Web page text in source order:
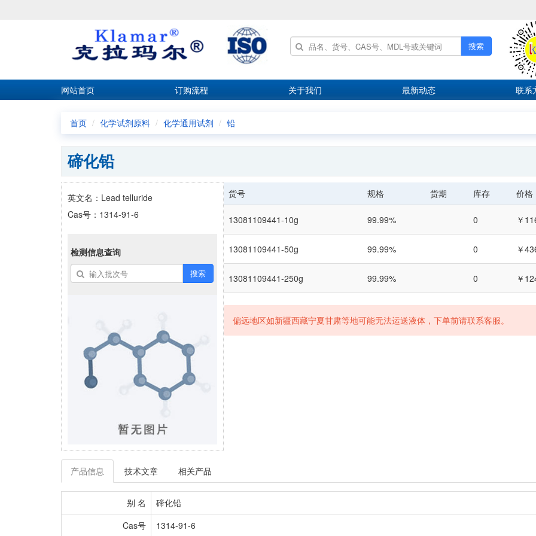
搜索
网站首页 订购流程 关于我们 最新动态 联系
首页 化学试剂原料 化学通用试剂 铅
碲化铅
英文名：Lead telluride
Cas号：1314-91-6
检测信息查询
搜索
货号 规格 货期 库存 价格
13081109441-10g 99.99% 0 ￥
13081109441-50g 99.99% 0 ￥
13081109441-250g 99.99% 0 ￥
偏远地区如新疆西藏宁夏甘肃等地可能无法运送液体，下单前请联系客服。
产品信息 技术文章 相关产品
别 名
碲化铅
Cas号
1314-91-6